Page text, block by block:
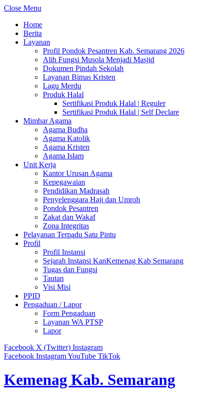
Close Menu
Home
Berita
Layanan
Profil Pondok Pesantren Kab. Semarang 2026
Alih Fungsi Musola Menjadi Masjid
Dokumen Pindah Sekolah
Layanan Bimas Kristen
Lagu Merdu
Produk Halal
Sertifikasi Produk Halal | Reguler
Sertifikasi Produk Halal | Self Declare
Mimbar Agama
Agama Budha
Agama Katolik
Agama Kristen
Agama Islam
Unit Kerja
Kantor Urusan Agama
Kepegawaian
Pendidikan Madrasah
Penyelenggara Haji dan Umroh
Pondok Pesantren
Zakat dan Wakaf
Zona Integritas
Pelayanan Terpadu Satu Pintu
Profil
Profil Instansi
Sejarah Instansi KanKemenag Kab Semarang
Tugas dan Fungsi
Tautan
Visi Misi
PPID
Pengaduan / Lapor
Form Pengaduan
Layanan WA PTSP
Lapor
Facebook X (Twitter) Instagram
Facebook InstagramYouTube TikTok
Kemenag Kab. Semarang